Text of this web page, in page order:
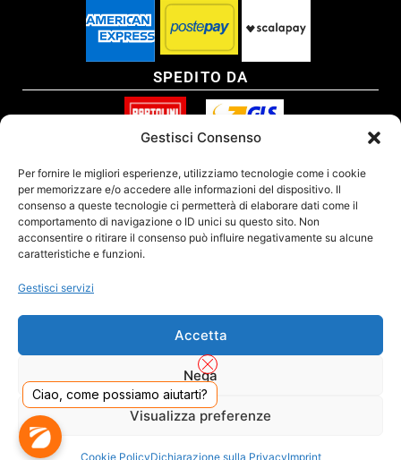
Gestisci Consenso
Per fornire le migliori esperienze, utilizziamo tecnologie come i cookie
per memorizzare e/o accedere alle informazioni del dispositivo. Il
consenso a queste tecnologie ci permetterà di elaborare dati come il
comportamento di navigazione o ID unici su questo sito. Non
acconsentire o ritirare il consenso può influire negativamente su alcune
caratteristiche e funzioni.
Gestisci servizi
Accetta
Nega
Visualizza preferenze
Cookie PolicyDichiarazione sulla PrivacyImprint
SPEDITO DA
DADO S.R.L. Unipersonale - Viale Enrico Forlanini 23 - 20134 Milano (MI) - Italy
Tel. 02.40703420 - P.Iva/C.F. 02681390809 - Numero REA MI-2640300 - Cap. Soc.
Ciao, come possiamo aiutarti?